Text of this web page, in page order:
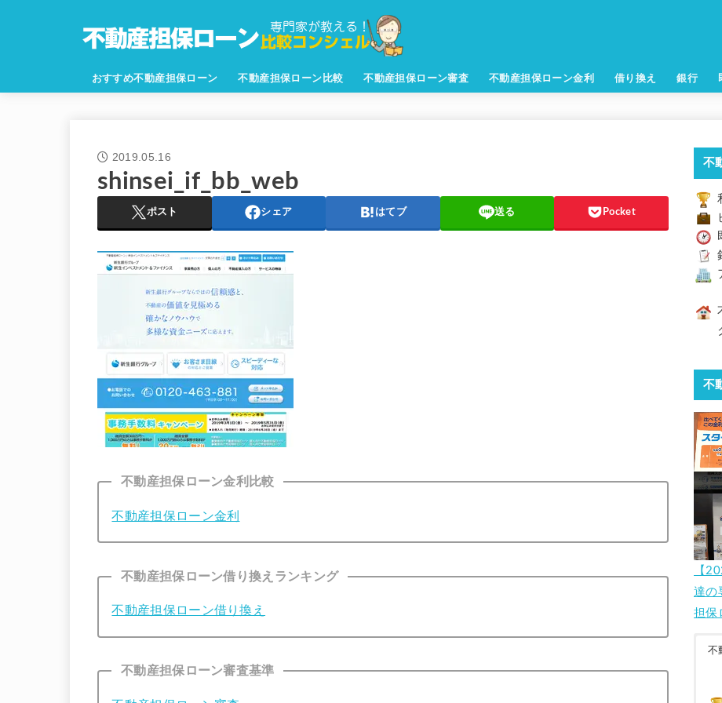
おすすめ不動産担保ローン 不動産担保ローン比較 不動産担保ローン審査 不動産担保ローン金利 借り換え 銀行
2019.05.16
shinsei_if_bb_web
ポスト シェア はてブ 送る Pocket
不動産担保ローン金利比較
不動産担保ローン金利
不動産担保ローン借り換えランキング
不動産担保ローン借り換え
不動産担保ローン審査基準
不
不
【
達の
担保
不